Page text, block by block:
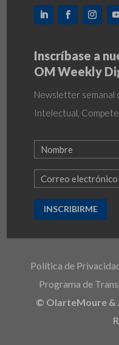
Inscríbase a
OM Weekly
Newsletter semanal
Intelectual,
INSCRIBIRME
Política de
Programa de
© OlarteMoure &